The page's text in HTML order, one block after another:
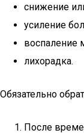
снижение
усиление
воспаление
лихорадка.
Обязательно
После